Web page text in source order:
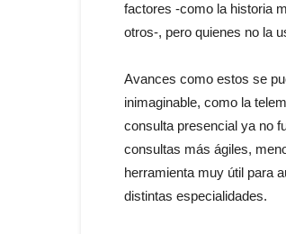
factores -como la historia
otros-, pero quienes no la
Avances como estos se
inimaginable, como la
consulta presencial ya no
consultas más ágiles,
herramienta muy útil para
distintas especialidades.